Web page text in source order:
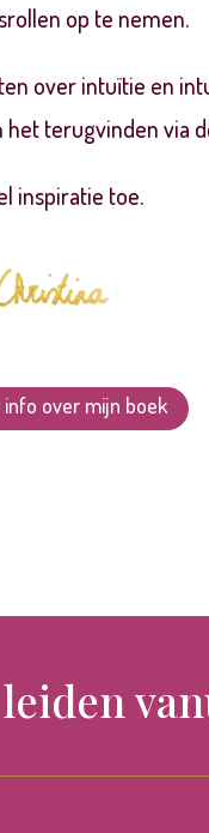
op te nemen.
over intuïtie en
het terugvindenvia
inspiratie toe.
over mijn boek